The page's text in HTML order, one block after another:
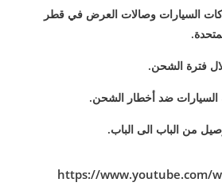
السيارات وصالات العرض في قطر
فترة الشحن.
السيارات ضد أخطار الشحن.
من الباب الى الباب.
https://www.youtube.com/